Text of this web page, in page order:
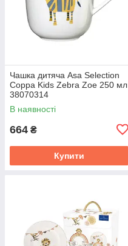
Чашка дитяча Asa Selection
Coppa Kids Zebra Zoe 250 мл
38070314
В наявності
664 ₴
Купити